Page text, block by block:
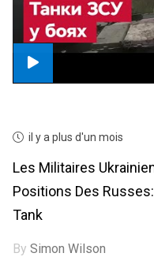
il y a plus d'un mois
Les Militaires
Positions Des
Tank
BySimon Wilson